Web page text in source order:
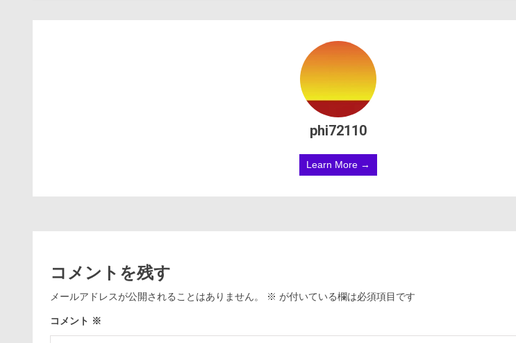
phi72110
Learn More →
コメントを残す
メールアドレスが公開されることはありません。 ※ が付いている欄は必須項目です
コメント ※